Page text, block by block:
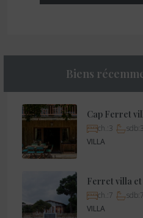
Biens
Cap Ferret
ch.:3 sdb:3
VILLA
Ferret villa et
ch.:7 sdb:7
VILLA